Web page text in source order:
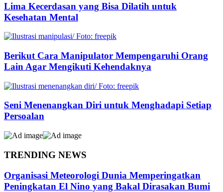
Lima Kecerdasan yang Bisa Dilatih untuk
Kesehatan Mental
Berikut Cara Manipulator Mempengaruhi Orang
Lain Agar Mengikuti Kehendaknya
Seni Menenangkan Diri untuk Menghadapi Setiap
Persoalan
TRENDING NEWS
Organisasi Meteorologi Dunia Memperingatkan
Peningkatan El Nino yang Bakal Dirasakan Bumi